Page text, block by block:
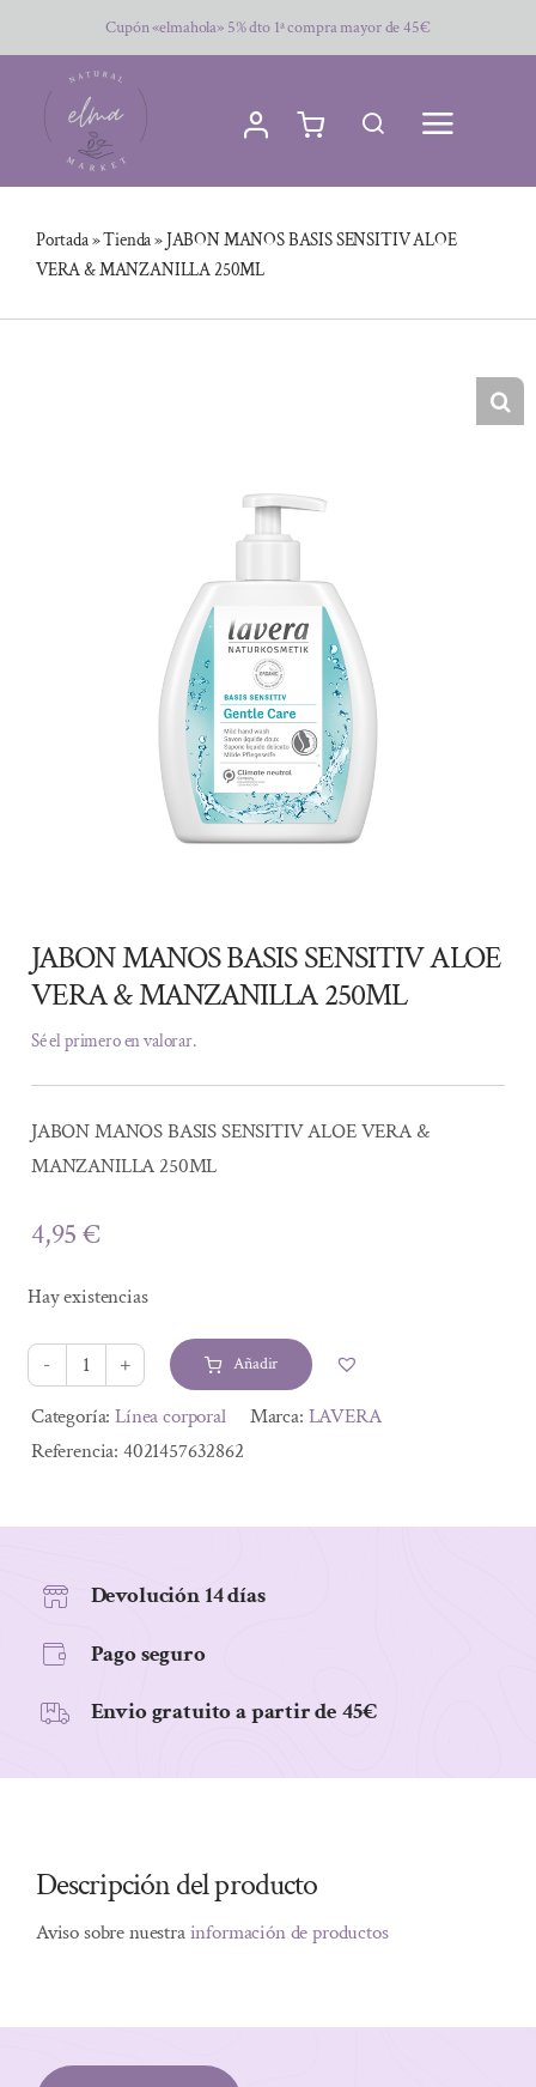
al
contenido
Cupón «elmahola» 5% dto 1ª compra mayor de 45€
Portada»Tienda»JABON MANOS BASIS SENSITIV ALOE
VERA & MANZANILLA 250ML
JABON MANOS BASIS SENSITIV ALOE
VERA & MANZANILLA 250ML
Sé el primero en valorar.
JABON MANOS BASIS SENSITIV ALOE VERA &
MANZANILLA 250ML
4,95€
Hay existencias
JABON
MANOS
BASIS
&
250ML
Añadir
Alternative:
Categoría:Línea corporal Marca: LAVERA
Referencia: 4021457632862
Devolución 14 días
Pago seguro
Envio gratuito a partir de 45€
Descripción del producto
Aviso sobre nuestrainformación de productos